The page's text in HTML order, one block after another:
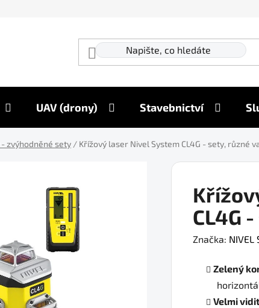
UAV (drony) Stavebnictví
zvýhodněné sety / Křížový laser Nivel System CL4G - sety, různé
CL4G
Značka: NIVEL
Zelený
Velmi